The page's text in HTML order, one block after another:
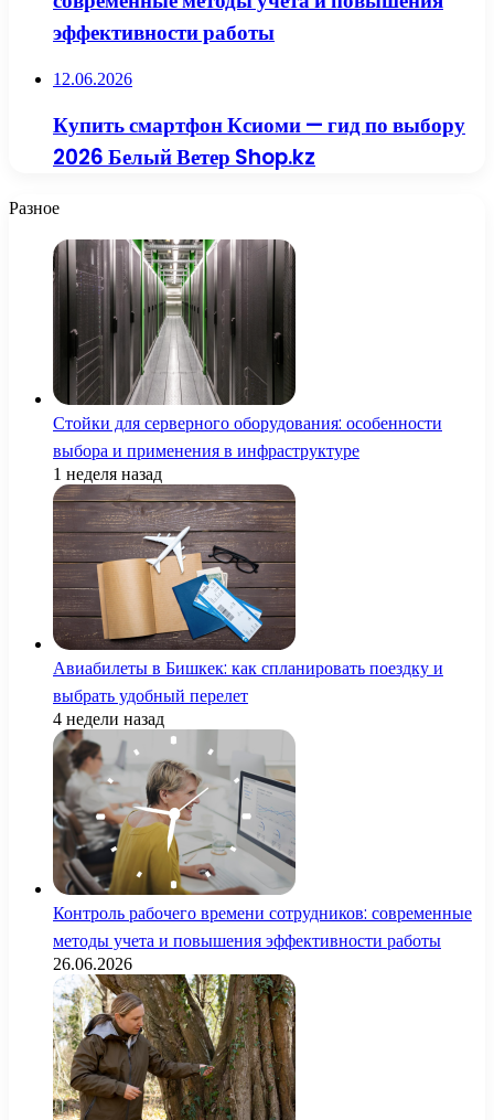
эффективности работы
12.06.2026
Купить смартфон Ксиоми — гид по выбору
2026 Белый Ветер Shop.kz
Разное
Стойки для серверного оборудования: особенности
выбора и применения в инфраструктуре
1 неделя назад
Авиабилеты в Бишкек: как спланировать поездку и
выбрать удобный перелет
4 недели назад
Контроль рабочего времени сотрудников: современные
методы учета и повышения эффективности работы
26.06.2026